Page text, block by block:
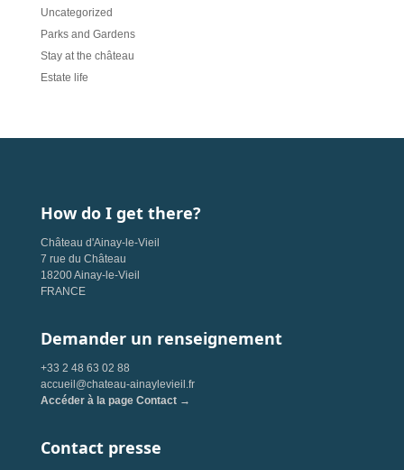
Uncategorized
Parks and Gardens
Stay at the château
Estate life
How do I get there?
Château d'Ainay-le-Vieil
7 rue du Château
18200 Ainay-le-Vieil
FRANCE
Demander un renseignement
+33 2 48 63 02 88
accueil@chateau-ainaylevieil.fr
Accéder à la page Contact →
Contact presse